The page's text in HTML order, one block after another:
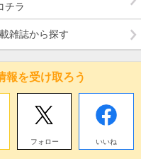
チラ
雑誌から探す
報を受け取ろう
フォロー いいね